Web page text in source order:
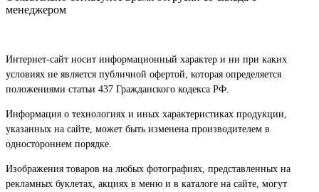
менеджером
Интернет-сайт носит информационный характер и ни при каких
условиях не является публичной офертой, которая определяется
положениями статьи 437 Гражданского кодекса РФ.
Информация о технологиях и иных характеристиках продукции,
указанных на сайте, может быть изменена производителем в
одностороннем порядке.
Изображения товаров на любых фотографиях, представленных на
рекламных буклетах, акциях в меню и в каталоге на сайте, могут